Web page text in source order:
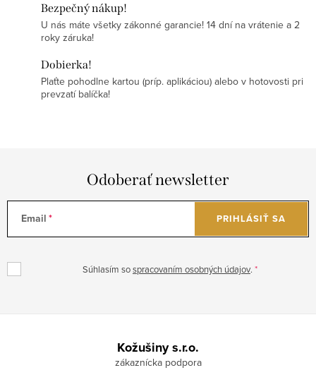
Bezpečný nákup!
U nás máte všetky zákonné garancie! 14 dní na vrátenie a 2
roky záruka!
Dobierka!
Plaťte pohodlne kartou (príp. aplikáciou) alebo v hotovosti pri
prevzatí balíčka!
Odoberať newsletter
Email
Súhlasím sospracovaním osobných údajov.
PRIHLÁSIŤ SA
Kožušiny s.r.o.